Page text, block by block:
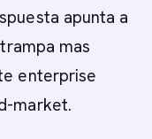
apunta a
mas
enterprise
market.